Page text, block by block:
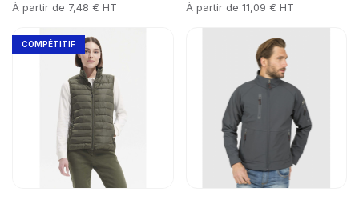
Prix
À partir de 7,48 € HT
Prix
À partir de 11,09 € HT
COMPÉTITIF
Go to product page Go to product page